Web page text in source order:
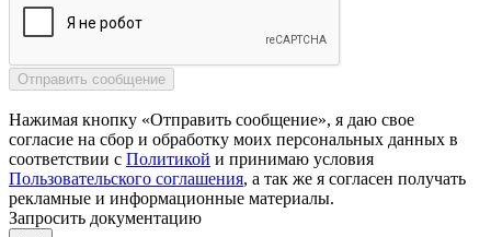
Нажимая кнопку «Отправить сообщение», я даю свое
согласие на сбор и обработку моих персональных данных в
соответствии с Политикой и принимаю условия
Пользовательского соглашения, а так же я согласен получать
рекламные и информационные материалы.
Запросить документацию